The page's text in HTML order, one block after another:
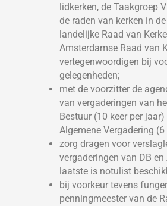
lidkerken, de Taakgroep
de raden van kerken in
landelijke Raad van
Amsterdamse Raad van
vertegenwoordigen bij
gelegenheden;
met de voorzitter de
van vergaderingen van
Bestuur (10 keer per jaar)
Algemene Vergadering
zorg dragen voor
vergaderingen van DB en
laatste is notulist
bij voorkeur tevens
penningmeester van de